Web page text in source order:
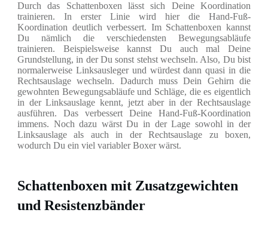
Durch das Schattenboxen lässt sich Deine Koordination
trainieren. In erster Linie wird hier die Hand-Fuß-
Koordination deutlich verbessert. Im Schattenboxen kannst
Du nämlich die verschiedensten Bewegungsabläufe
trainieren. Beispielsweise kannst Du auch mal Deine
Grundstellung, in der Du sonst stehst wechseln. Also, Du bist
normalerweise Linksausleger und würdest dann quasi in die
Rechtsauslage wechseln. Dadurch muss Dein Gehirn die
gewohnten Bewegungsabläufe und Schläge, die es eigentlich
in der Linksauslage kennt, jetzt aber in der Rechtsauslage
ausführen. Das verbessert Deine Hand-Fuß-Koordination
immens. Noch dazu wärst Du in der Lage sowohl in der
Linksauslage als auch in der Rechtsauslage zu boxen,
wodurch Du ein viel variabler Boxer wärst.
Schattenboxen mit Zusatzgewichten
und Resistenzbänder